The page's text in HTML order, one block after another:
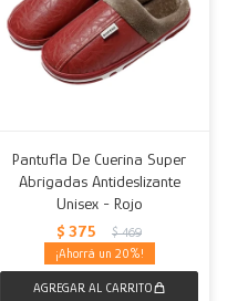
Pantufla De Cuerina Super
Abrigadas Antideslizante
Unisex - Rojo
$ 375 $ 469
20